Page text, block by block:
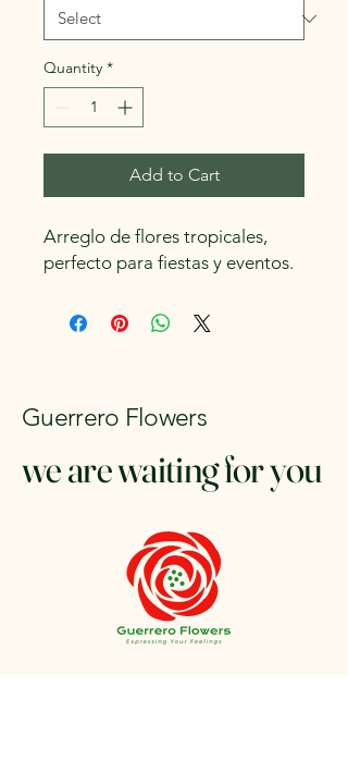
Quantity *
Add to Cart
Arreglo de flores tropicales,
perfecto para fiestas y eventos.
Guerrero Flowers
we are waiting for you